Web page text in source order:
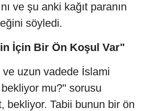
ve şu anki kağıt paranın
söyledi.
İçin Bir Ön Koşul Var"
uzun vadede İslami
mu?" sorusu
bekliyor. Tabii bunun bir ön